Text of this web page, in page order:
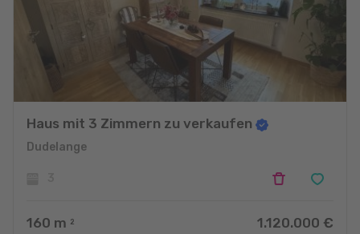
Haus mit 3 Zimmern zu verkaufen
Dudelange
160 m 2 1.120.000 €